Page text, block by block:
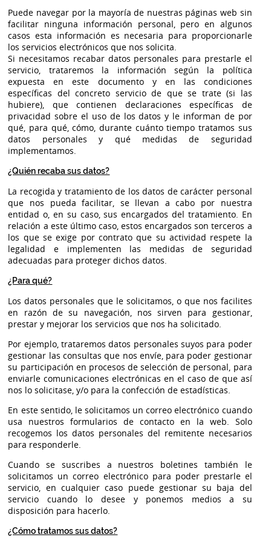
Puede navegar por la mayoría de nuestras páginas web sin
facilitar ninguna información personal, pero en algunos
casos esta información es necesaria para proporcionarle
los servicios electrónicos que nos solicita.
Si necesitamos recabar datos personales para prestarle el
servicio, trataremos la información según la política
expuesta en este documento y en las condiciones
específicas del concreto servicio de que se trate (si las
hubiere), que contienen declaraciones específicas de
privacidad sobre el uso de los datos y le informan de por
qué, para qué, cómo, durante cuánto tiempo tratamos sus
datos personales y qué medidas de seguridad
implementamos.
¿Quién recaba sus datos?
La recogida y tratamiento de los datos de carácter personal
que nos pueda facilitar, se llevan a cabo por nuestra
entidad o, en su caso, sus encargados del tratamiento. En
relación a este último caso, estos encargados son terceros a
los que se exige por contrato que su actividad respete la
legalidad e implementen las medidas de seguridad
adecuadas para proteger dichos datos.
¿Para qué?
Los datos personales que le solicitamos, o que nos facilites
en razón de su navegación, nos sirven para gestionar,
prestar y mejorar los servicios que nos ha solicitado.
Por ejemplo, trataremos datos personales suyos para poder
gestionar las consultas que nos envíe, para poder gestionar
su participación en procesos de selección de personal, para
enviarle comunicaciones electrónicas en el caso de que así
nos lo solicitase, y/o para la confección de estadísticas.
En este sentido, le solicitamos un correo electrónico cuando
usa nuestros formularios de contacto en la web. Solo
recogemos los datos personales del remitente necesarios
para responderle.
Cuando se suscribes a nuestros boletines también le
solicitamos un correo electrónico para poder prestarle el
servicio, en cualquier caso puede gestionar su baja del
servicio cuando lo desee y ponemos medios a su
disposición para hacerlo.
¿Cómo tratamos sus datos?